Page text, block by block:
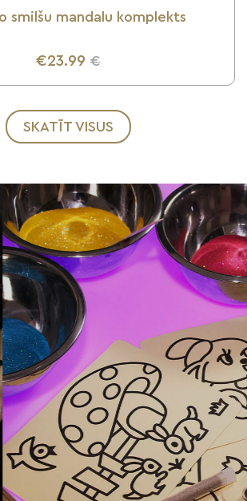
smilšu mandalu komplekts
€23.99 €
UZZINI VAIRĀK
SKATĪT VISUS